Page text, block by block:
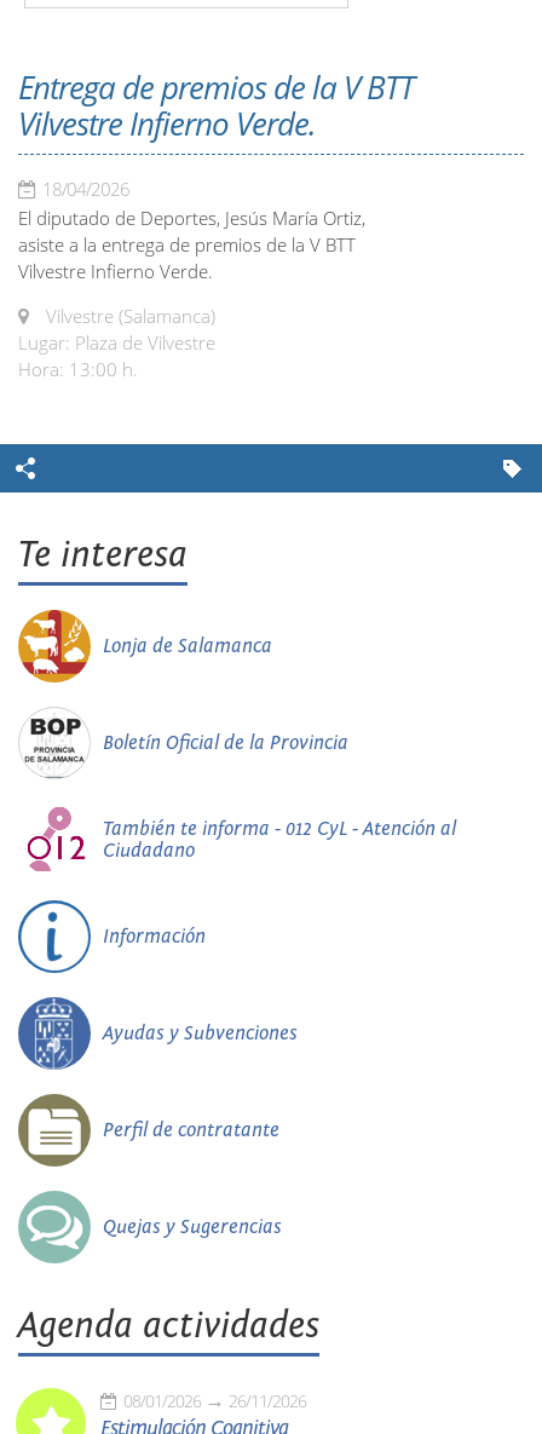
Entrega de premios de la V BTT
Vilvestre Infierno Verde.
18/04/2026
El diputado de Deportes, Jesús María Ortiz,
asiste a la entrega de premios de la V BTT
Vilvestre Infierno Verde.
Vilvestre (Salamanca)
Lugar: Plaza de Vilvestre
Hora: 13:00 h.
Te interesa
Lonja de Salamanca
Boletín Oficial de la Provincia
También te informa - 012 CyL - Atención al
Ciudadano
Información
Ayudas y Subvenciones
Perfil de contratante
Quejas y Sugerencias
Agenda actividades
08/01/2026 26/11/2026
Estimulación Cognitiva